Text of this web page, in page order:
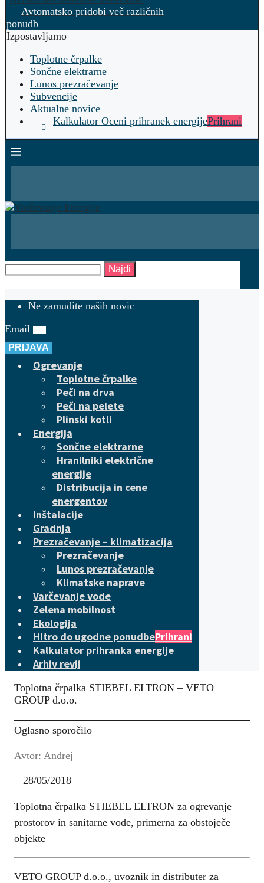
Avtomatsko pridobi več različnih
ponudb
Izpostavljamo
Toplotne črpalke
Sončne elektrarne
Lunos prezračevanje
Subvencije
Aktualne novice
Kalkulator Oceni prihranek energijePrihrani
Najdi
Ne zamudite naših novic
Email
PRIJAVA
Ogrevanje
Toplotne črpalke
Peči na drva
Peči na pelete
Plinski kotli
Energija
Sončne elektrarne
Hranilniki električne
energije
Distribucija in cene
energentov
Inštalacije
Gradnja
Prezračevanje – klimatizacija
Prezračevanje
Lunos prezračevanje
Klimatske naprave
Varčevanje vode
Zelena mobilnost
Ekologija
Hitro do ugodne ponudbePrihrani
Kalkulator prihranka energije
Arhiv revij
Toplotna črpalka STIEBEL ELTRON – VETO
GROUP d.o.o.
Oglasno sporočilo
Avtor: Andrej
28/05/2018
Toplotna črpalka STIEBEL ELTRON za ogrevanje
prostorov in sanitarne vode, primerna za obstoječe
objekte
VETO GROUP d.o.o., uvoznik in distributer za